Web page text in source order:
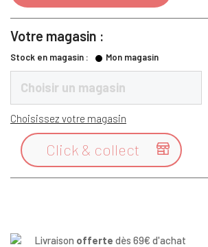
Votre magasin :
Stock en magasin : Mon magasin
Choisir un magasin
Choisissez votre magasin

Click & collect
Livraison offerte dès 69€ d'achat